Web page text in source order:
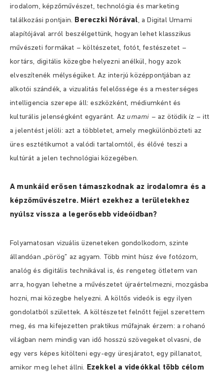
irodalom, képzőművészet, technológia és marketing
találkozási pontjain. Bereczki Nórával, a Digital Umami
alapítójával arról beszélgettünk, hogyan lehet klasszikus
művészeti formákat – költészetet, fotót, festészetet –
kortárs, digitális közegbe helyezni anélkül, hogy azok
elveszítenék mélységüket. Az interjú középpontjában az
alkotói szándék, a vizualitás felelőssége és a mesterséges
intelligencia szerepe áll: eszközként, médiumként és
kulturális jelenségként egyaránt. Az umami – az ötödik íz – itt
a jelentést jelöli: azt a többletet, amely megkülönbözteti az
üres esztétikumot a valódi tartalomtól, és élővé teszi a
kultúrát a jelen technológiai közegében.
A munkáid erősen támaszkodnak az irodalomra és a
képzőművészetre. Miért ezekhez a területekhez
nyúlsz vissza a legerősebb videóidban?
Folyamatosan vizuális üzeneteken gondolkodom, szinte
állandóan „pörög” az agyam. Több mint húsz éve fotózom,
analóg és digitális technikával is, és rengeteg ötletem van
arra, hogyan lehetne a művészetet újraértelmezni, mozgásba
hozni, mai közegbe helyezni. A költős videók is egy ilyen
gondolatból születtek. A költészetet felnőtt fejjel szerettem
meg, és ma kifejezetten praktikus műfajnak érzem: a rohanó
világban nem mindig van idő hosszú szövegeket olvasni, de
egy vers képes kitölteni egy-egy üresjáratot, egy pillanatot,
amikor meg lehet állni. Ezekkel a videókkal több célom